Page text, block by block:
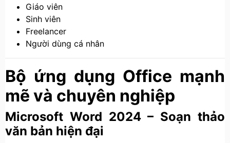
Giáo viên
Sinh viên
Freelancer
Người dùng cá nhân
Bộ ứng dụng Office mạnh
mẽ và chuyên nghiệp
Microsoft Word 2024 – Soạn thảo
văn bản hiện đại